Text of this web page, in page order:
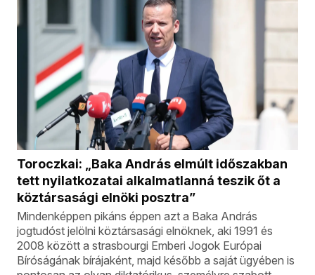
Toroczkai: „Baka András elmúlt időszakban
tett nyilatkozatai alkalmatlanná teszik őt a
köztársasági elnöki posztra”
Mindenképpen pikáns éppen azt a Baka András
jogtudóst jelölni köztársasági elnöknek, aki 1991 és
2008 között a strasbourgi Emberi Jogok Európai
Bíróságának bírájaként, majd később a saját ügyében is